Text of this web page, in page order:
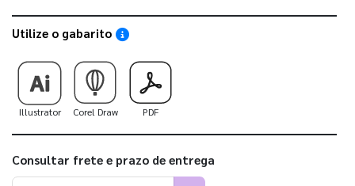
Utilize o gabarito Saiba como utilizar os nossos gabaritos
Illustrator Corel Draw PDF
Consultar frete e prazo de entrega